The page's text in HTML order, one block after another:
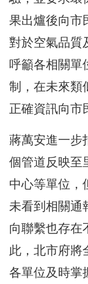
果出爐後向市
對於空氣品質
呼籲各相關單
制，在未來類
正確資訊向市
蔣萬安進一步
個管道反映至
中心等單位，
未看到相關通
向聯繫也存在
此，北市府將
各單位及時掌